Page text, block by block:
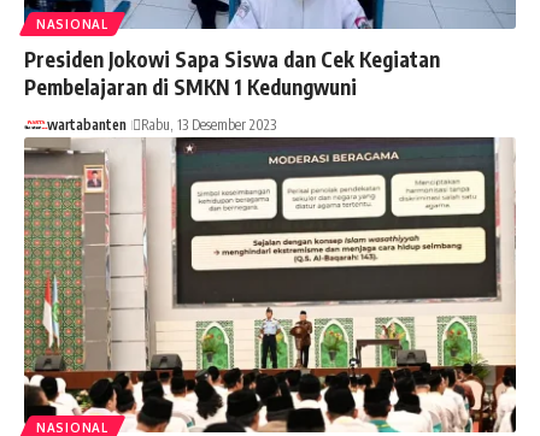
NASIONAL
Presiden Jokowi Sapa Siswa dan Cek Kegiatan
Pembelajaran di SMKN 1 Kedungwuni
wartabanten Rabu, 13 Desember 2023
NASIONAL